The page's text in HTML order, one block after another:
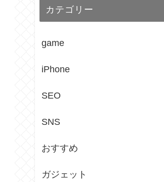
カテゴリー
game
iPhone
SEO
SNS
おすすめ
ガジェット